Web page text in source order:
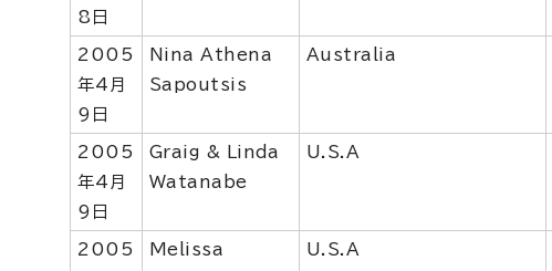
8日
2005
年4月
9日
Nina Athena
Sapoutsis
Australia
2005
年4月
9日
Graig & Linda
Watanabe
U.S.A
2005 Melissa U.S.A